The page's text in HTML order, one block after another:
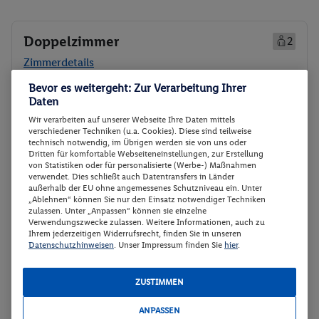
Doppelzimmer
2
Zimmerdetails
Buchen
Doppelzimmer
05.10. - 07.10.2026
Doppelzimmer
Frühstück
p.P.
130.-
Gesamt 260 €
Veranstalter:DERTOUR Deutschland
GmbH
Weitere Informationen des
Bevor es weitergeht: Zur Verarbeitung Ihrer
Daten
Wir verarbeiten auf unserer Webseite Ihre Daten mittels
verschiedener Techniken (u.a. Cookies). Diese sind teilweise
technisch notwendig, im Übrigen werden sie von uns oder
Dritten für komfortable Webseiteneinstellungen, zur Erstellung
von Statistiken oder für personalisierte (Werbe-) Maßnahmen
verwendet. Dies schließt auch Datentransfers in Länder
außerhalb der EU ohne angemessenes Schutzniveau ein. Unter
„Ablehnen“ können Sie nur den Einsatz notwendiger Techniken
zulassen. Unter „Anpassen“ können sie einzelne
Verwendungszwecke zulassen. Weitere Informationen, auch zu
Ihrem jederzeitigen Widerrufsrecht, finden Sie in unseren
Datenschutzhinweisen. Unser Impressum finden Sie hier.
ZUSTIMMEN
ANPASSEN